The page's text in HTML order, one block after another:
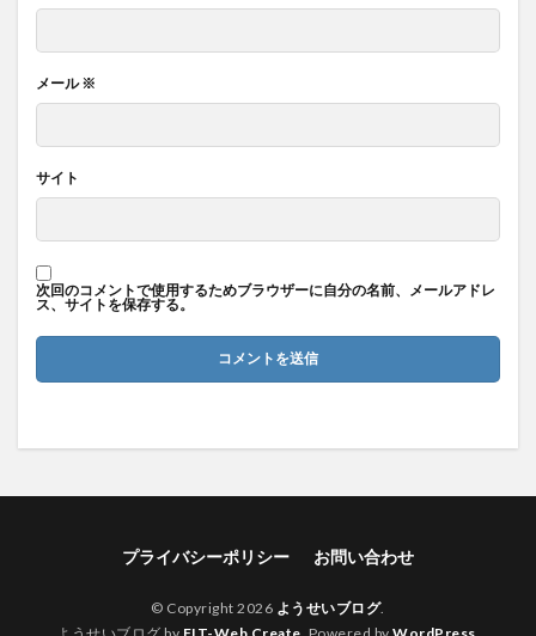
メール※
サイト
次回のコメントで使用するためブラウザーに自分の名前、メールアドレ
ス、サイトを保存する。
プライバシーポリシー お問い合わせ
© Copyright 2026 ようせいブログ.